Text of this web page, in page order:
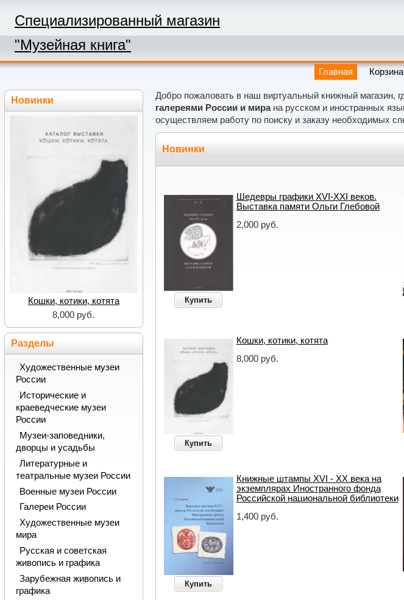
Специализированный магазин
"Музейная книга"
Главная Корзина
Добро пожаловать в наш виртуальный книжный магазин,
галереями России и мирана русском и иностранных
осуществляем работу по поиску и заказу необходимых
Новинки
Купить
Шедевры графики XVI-XXI веков.
Выставка памяти Ольги Глебовой
2,000 руб.
Купить
Кошки, котики, котята
8,000 руб.
Купить
Книжные штампы XVI - XX века на
экземплярах Иностранного фонда
Российской национальной библиотеки
1,400 руб.
Новинки
Кошки, котики, котята
8,000 руб.
Разделы
Художественные музеи
России
Исторические и
краеведческие музеи
России
Музеи-заповедники,
дворцы и усадьбы
Литературные и
театральные музеи России
Военные музеи России
Галереи России
Художественные музеи
мира
Русская и советская
живопись и графика
Зарубежная живопись и
графика